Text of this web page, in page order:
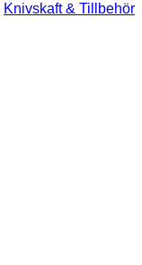
Knivskaft & Tillbehör